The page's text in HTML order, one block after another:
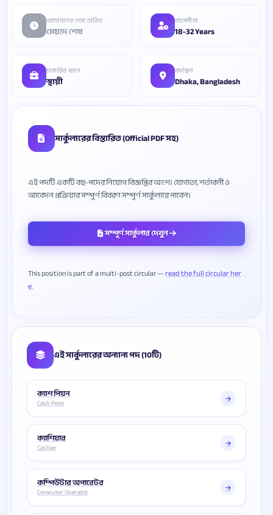
আবেদনের শেষ তারিখ
মেয়াদ শেষ
বয়সসীমা
18-32 Years
চাকরির ধরন
স্থায়ী
কর্মস্থল
Dhaka, Bangladesh
সার্কুলারের বিস্তারিত (Official PDF সহ)
এই পদটি একটি বহু-পদের নিয়োগ বিজ্ঞপ্তির অংশ। যোগ্যতা, শর্তাবলী ও
সম্পূর্ণ সার্কুলার দেখুন
This position is part of a multi-post circular —read the full circular her
e
এই সার্কুলারের অন্যান্য পদ (10টি)
ক্যাশ পিয়ন
Cash Peon
ক্যাশিয়ার
Cashier
কম্পিউটার অপারেটর
Computer Operator